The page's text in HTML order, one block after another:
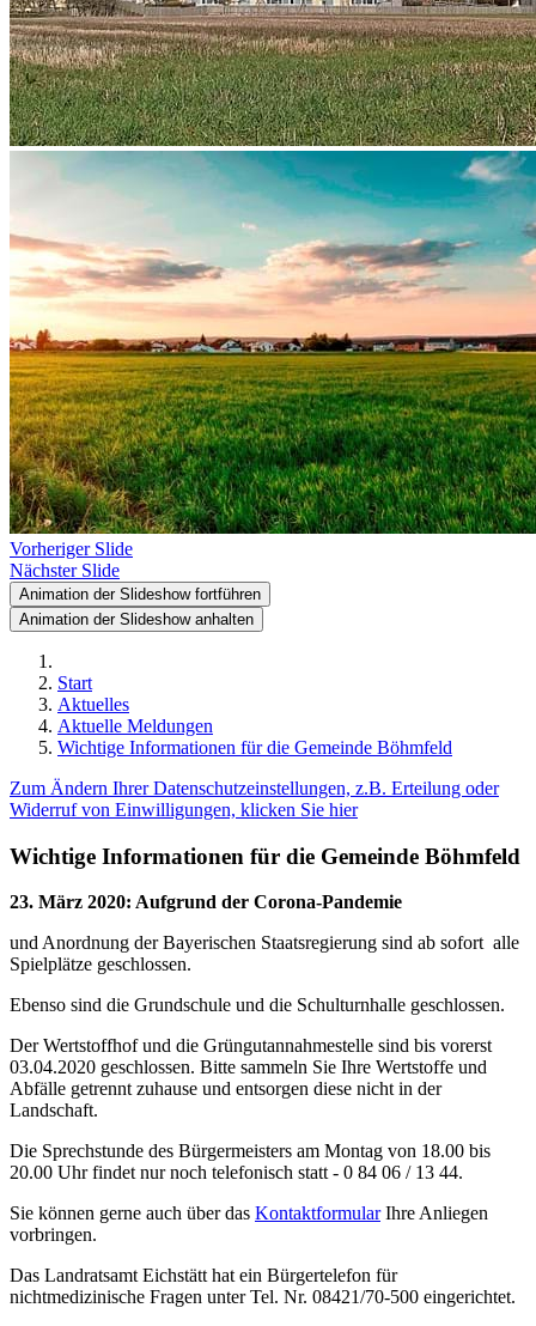
Vorheriger Slide
Nächster Slide
Animation der Slideshow fortführen
Animation der Slideshow anhalten
Start
Aktuelles
Aktuelle Meldungen
Wichtige Informationen für die Gemeinde Böhmfeld
Zum Ändern Ihrer Datenschutzeinstellungen, z.B. Erteilung oder
Widerruf von Einwilligungen, klicken Sie hier
Wichtige Informationen für die Gemeinde Böhmfeld
23. März 2020: Aufgrund der Corona-Pandemie
und Anordnung der Bayerischen Staatsregierung sind ab sofort alle
Spielplätze geschlossen.
Ebenso sind die Grundschule und die Schulturnhalle geschlossen.
Der Wertstoffhof und die Grüngutannahmestelle sind bis vorerst
03.04.2020 geschlossen. Bitte sammeln Sie Ihre Wertstoffe und
Abfälle getrennt zuhause und entsorgen diese nicht in der
Landschaft.
Die Sprechstunde des Bürgermeisters am Montag von 18.00 bis
20.00 Uhr findet nur noch telefonisch statt - 0 84 06 / 13 44.
Sie können gerne auch über das KontaktformularIhre Anliegen
vorbringen.
Das Landratsamt Eichstätt hat ein Bürgertelefon für
nichtmedizinische Fragen unter Tel. Nr. 08421/70-500 eingerichtet.